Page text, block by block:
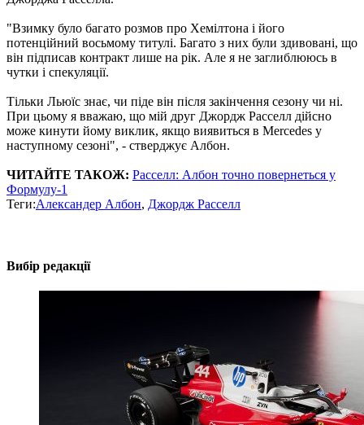
"Взимку було багато розмов про Хемілтона і його
потенційний восьмому титулі. Багато з них були здивовані, що
він підписав контракт лише на рік. Але я не заглиблююсь в
чутки і спекуляції.
Тільки Льюїс знає, чи піде він після закінчення сезону чи ні.
При цьому я вважаю, що мій друг Джордж Расселл дійсно
може кинути йому виклик, якщо виявиться в Mercedes у
наступному сезоні", - стверджує Албон.
ЧИТАЙТЕ ТАКОЖ: Расселл: Албон точно повернеться у
Формулу-1
Теги:Александер Албон, Джордж Расселл
Вибір редакції